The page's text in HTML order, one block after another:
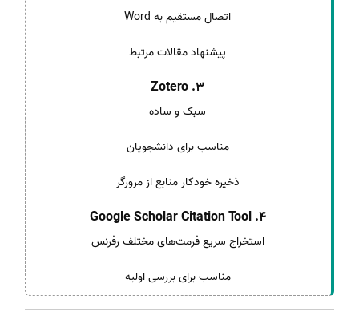
اتصال مستقیم به Word
پیشنهاد مقالات مرتبط
3. Zotero
سبک و ساده
مناسب برای دانشجویان
ذخیره خودکار منابع از مرورگر
4. Google Scholar Citation Tool
استخراج سریع فرمت‌های مختلف رفرنس
مناسب برای بررسی اولیه